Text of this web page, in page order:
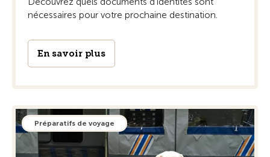
nécessaires pour votre prochaine destination.
En savoir plus
Préparatifs de voyage